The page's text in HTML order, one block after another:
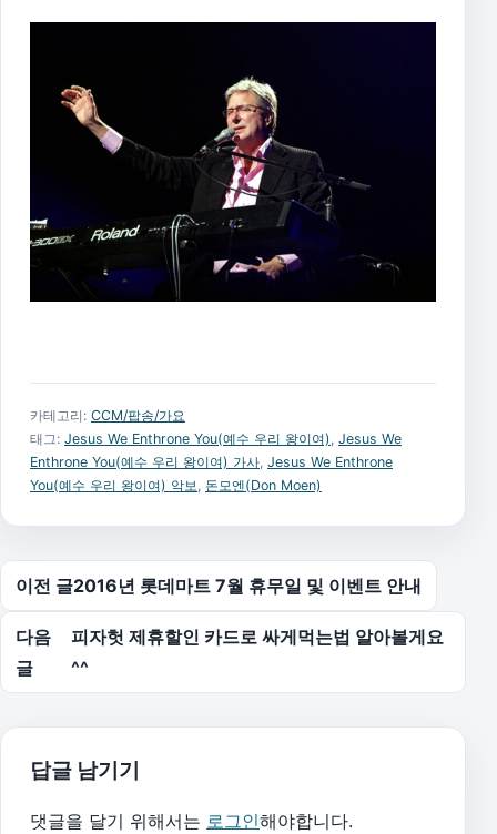
카테고리: CCM/팝송/가요
태그: Jesus We Enthrone You(예수 우리 왕이여), Jesus We
Enthrone You(예수 우리 왕이여) 가사, Jesus We Enthrone
You(예수 우리 왕이여) 악보, 돈모엔(Don Moen)
글 탐색
이전 글2016년 롯데마트 7월 휴무일 및 이벤트 안내
다음
글
피자헛 제휴할인 카드로 싸게먹는법 알아볼게요
^^
답글 남기기
댓글을 달기 위해서는 로그인해야합니다.